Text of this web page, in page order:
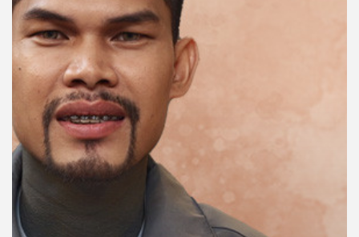
เพล
ลิ
สต์
ของ
คุณ
เพลง
บทความ